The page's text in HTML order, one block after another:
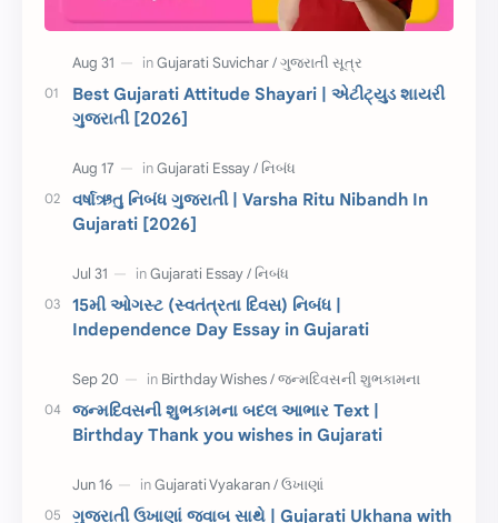
ધોરણ 5 માહિતી
ગુજરાતી સૂત્ર
ચાલીસા
દિવાળી સમાનાર્થી શબ્દો
સ્પીચ ગુજરાતી
રક્ષાબંધન 26 જાન્યુઆરી
જાણવા જેવું ધોરણ 8
શિક્ષક દિવસ ઉત્તરાયણ
કહેવતો Birthday Wishes
Gujarati Slogans Gujarati Speech
Best Gujarati Attitude Shayari | એટીટ્યુડ શાયરી
ગુજરાતી [2026]
વર્ષાઋતુ નિબંધ ગુજરાતી | Varsha Ritu Nibandh In
Gujarati [2026]
15મી ઓગસ્ટ (સ્વતંત્રતા દિવસ) નિબંધ |
Independence Day Essay in Gujarati
જન્મદિવસની શુભકામના બદલ આભાર Text |
Birthday Thank you wishes in Gujarati
ગુજરાતી ઉખાણાં જવાબ સાથે | Gujarati Ukhana with